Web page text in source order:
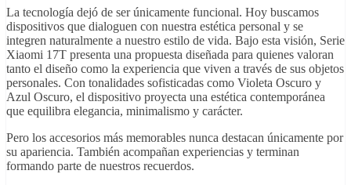
La tecnología dejó de ser únicamente funcional. Hoy buscamos
dispositivos que dialoguen con nuestra estética personal y se
integren naturalmente a nuestro estilo de vida. Bajo esta visión, Serie
Xiaomi 17T presenta una propuesta diseñada para quienes valoran
tanto el diseño como la experiencia que viven a través de sus objetos
personales. Con tonalidades sofisticadas como Violeta Oscuro y
Azul Oscuro, el dispositivo proyecta una estética contemporánea
que equilibra elegancia, minimalismo y carácter.
Pero los accesorios más memorables nunca destacan únicamente por
su apariencia. También acompañan experiencias y terminan
formando parte de nuestros recuerdos.